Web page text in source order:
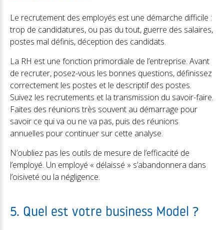
Le recrutement des employés est une démarche difficile :
trop de candidatures, ou pas du tout, guerre des salaires,
postes mal définis, déception des candidats.
La RH est une fonction primordiale de l’entreprise. Avant
de recruter, posez-vous les bonnes questions, définissez
correctement les postes et le descriptif des postes.
Suivez les recrutements et la transmission du savoir-faire.
Faites des réunions très souvent au démarrage pour
savoir ce qui va ou ne va pas, puis des réunions
annuelles pour continuer sur cette analyse.
N’oubliez pas les outils de mesure de l’efficacité de
l’employé. Un employé « délaissé » s’abandonnera dans
l’oisiveté ou la négligence.
5. Quel est votre business Model ?